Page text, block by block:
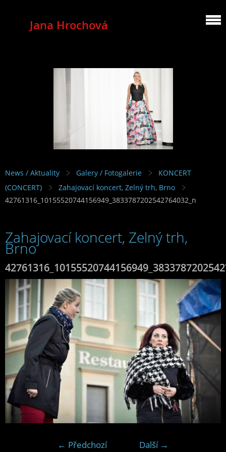
Jana Hrochová
MEZZOSOPRANO
News / Aktuality Galery / Fotogalerie
KONCERT
(CONCERT)
Zahajovací koncert, Zelný trh, Brno
42761316_10155520744156949_3833787202542764032_n
Zahajovací koncert, Zelný trh,
Brno
← Předchozí
Další →